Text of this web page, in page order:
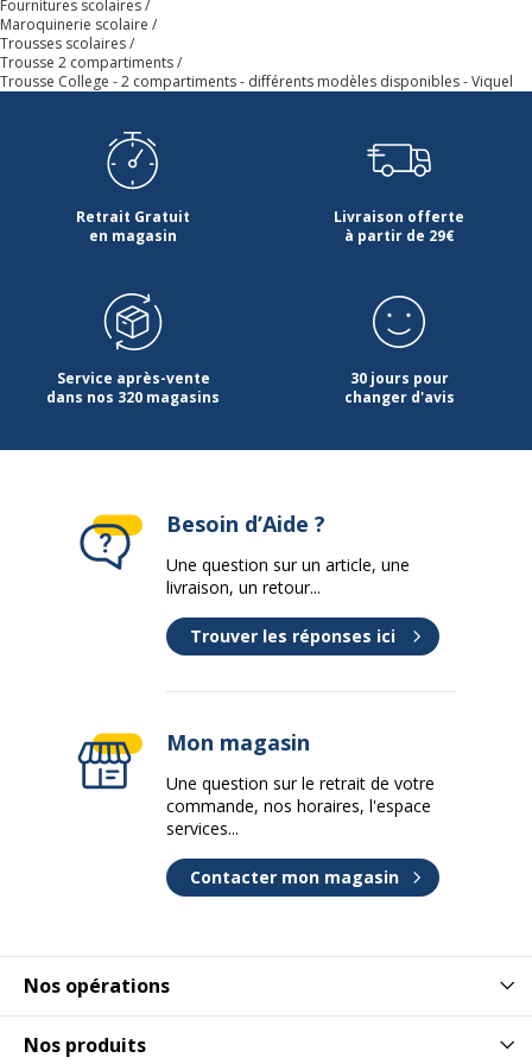
Hauteur
Largeur 22 cm
Profondeur
Fournitures scolaires
Maroquinerie scolaire
Trousses scolaires
Trousse 2 compartiments
Trousse College - 2 compartiments - différents modèles disponibles - Viquel
Retrait Gratuit
en magasin
Livraison offerte
à partir de 29€
Service après-vente
dans nos 320 magasins
30 jours pour
changer d'avis
Nos opérations
Nos produits
Besoin d’Aide ?
Une question sur un article, une
livraison, un retour...
Trouver les réponses ici
Mon magasin
Une question sur le retrait de votre
commande, nos horaires, l'espace
services...
Contacter mon magasin